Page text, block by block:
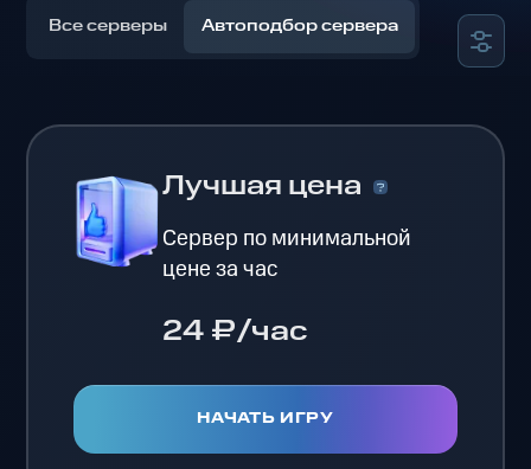
Все серверы Автоподбор сервера
Лучшая цена
Сервер по минимальной
цене за час
24 ₽/час
НАЧАТЬ ИГРУ